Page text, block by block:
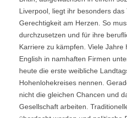
Liverpool, liegt ihr besonders
Gerechtigkeit am Herzen. So
durchzusetzen und für ihre
Karriere zu kämpfen. Viele Jahre
English in namhaften Firmen
heute die erste weibliche
Hohenlohekreises nennen.
nicht die gleichen Chancen und
Gesellschaft arbeiten.